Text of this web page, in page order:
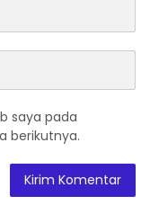
saya pada
berikutnya.